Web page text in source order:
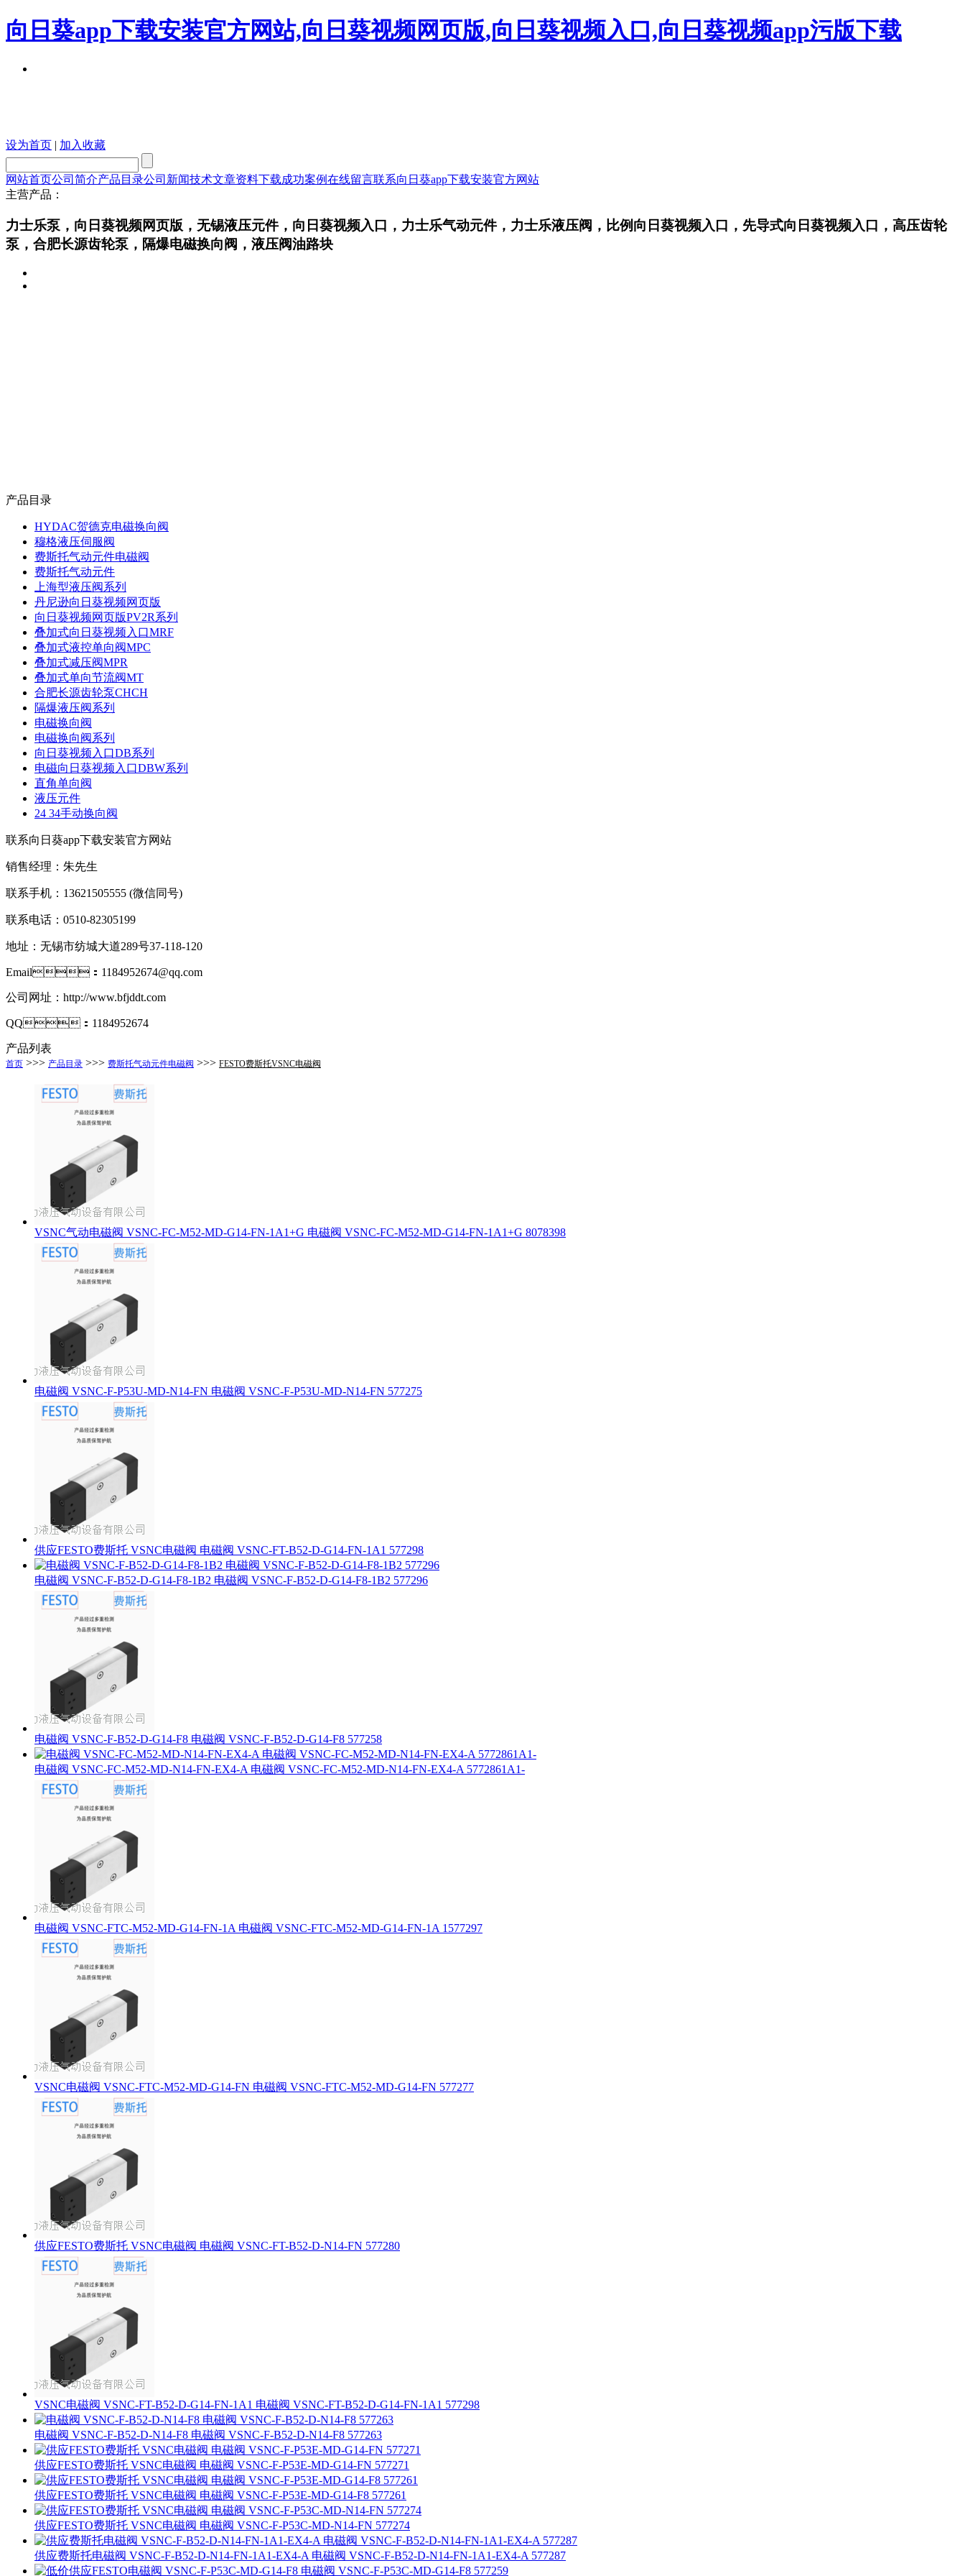
向日葵app下载安装官方网站,向日葵视频网页版,向日葵视频入口,向日葵视频app污版下载
设为首页 | 加入收藏
网站首页公司简介产品目录公司新闻技术文章资料下载成功案例在线留言联系向日葵app下载安装官方网站
主营产品：
力士乐泵，向日葵视频网页版，无锡液压元件，向日葵视频入口，力士乐气动元件，力士乐液压阀，比例向日葵视频入口，先导式向日葵视频入口，高压齿轮
泵，合肥长源齿轮泵，隔爆电磁换向阀，液压阀油路块
产品目录
HYDAC贺德克电磁换向阀
穆格液压伺服阀
费斯托气动元件电磁阀
费斯托气动元件
上海型液压阀系列
丹尼逊向日葵视频网页版
向日葵视频网页版PV2R系列
叠加式向日葵视频入口MRF
叠加式液控单向阀MPC
叠加式减压阀MPR
叠加式单向节流阀MT
合肥长源齿轮泵CHCH
隔爆液压阀系列
电磁换向阀
电磁换向阀系列
向日葵视频入口DB系列
电磁向日葵视频入口DBW系列
直角单向阀
液压元件
24 34手动换向阀
联系向日葵app下载安装官方网站
销售经理：朱先生
联系手机：13621505555 (微信同号)
联系电话：0510-82305199
地址：无锡市纺城大道289号37-118-120
Email：1184952674@qq.com
公司网址：http://www.bfjddt.com
QQ：1184952674
产品列表
首页 >>> 产品目录 >>> 费斯托气动元件电磁阀 >>> FESTO费斯托VSNC电磁阀
VSNC气动电磁阀 VSNC-FC-M52-MD-G14-FN-1A1+G 电磁阀 VSNC-FC-M52-MD-G14-FN-1A1+G 8078398
电磁阀 VSNC-F-P53U-MD-N14-FN 电磁阀 VSNC-F-P53U-MD-N14-FN 577275
供应FESTO费斯托 VSNC电磁阀 电磁阀 VSNC-FT-B52-D-G14-FN-1A1 577298
电磁阀 VSNC-F-B52-D-G14-F8-1B2 电磁阀 VSNC-F-B52-D-G14-F8-1B2 577296
电磁阀 VSNC-F-B52-D-G14-F8 电磁阀 VSNC-F-B52-D-G14-F8 577258
电磁阀 VSNC-FC-M52-MD-N14-FN-EX4-A 电磁阀 VSNC-FC-M52-MD-N14-FN-EX4-A 5772861A1-
电磁阀 VSNC-FTC-M52-MD-G14-FN-1A 电磁阀 VSNC-FTC-M52-MD-G14-FN-1A 1577297
VSNC电磁阀 VSNC-FTC-M52-MD-G14-FN 电磁阀 VSNC-FTC-M52-MD-G14-FN 577277
供应FESTO费斯托 VSNC电磁阀 电磁阀 VSNC-FT-B52-D-N14-FN 577280
VSNC电磁阀 VSNC-FT-B52-D-G14-FN-1A1 电磁阀 VSNC-FT-B52-D-G14-FN-1A1 577298
电磁阀 VSNC-F-B52-D-N14-F8 电磁阀 VSNC-F-B52-D-N14-F8 577263
供应FESTO费斯托 VSNC电磁阀 电磁阀 VSNC-F-P53E-MD-G14-FN 577271
供应FESTO费斯托 VSNC电磁阀 电磁阀 VSNC-F-P53E-MD-G14-F8 577261
供应FESTO费斯托 VSNC电磁阀 电磁阀 VSNC-F-P53C-MD-N14-FN 577274
供应费斯托电磁阀 VSNC-F-B52-D-N14-FN-1A1-EX4-A 电磁阀 VSNC-F-B52-D-N14-FN-1A1-EX4-A 577287